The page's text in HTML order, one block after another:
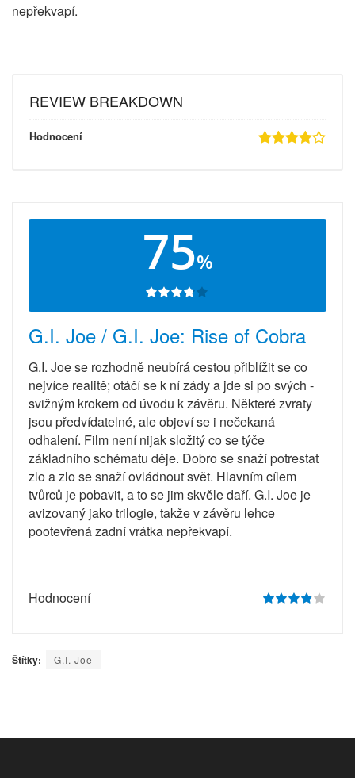
nepřekvapí.
REVIEW BREAKDOWN
Hodnocení
75%
G.I. Joe / G.I. Joe: Rise of Cobra
G.I. Joe se rozhodně neubírá cestou přiblížit se co
nejvíce realitě; otáčí se k ní zády a jde si po svých -
svižným krokem od úvodu k závěru. Některé zvraty
jsou předvídatelné, ale objeví se i nečekaná
odhalení. Film není nijak složitý co se týče
základního schématu děje. Dobro se snaží potrestat
zlo a zlo se snaží ovládnout svět. Hlavním cílem
tvůrců je pobavit, a to se jim skvěle daří. G.I. Joe je
avizovaný jako trilogie, takže v závěru lehce
pootevřená zadní vrátka nepřekvapí.
Hodnocení
Štítky: G.I. Joe